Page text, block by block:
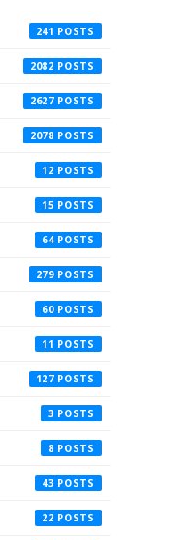
241
2082
2627
2078
12
15
64
279
60
11
127
3
8
43
22